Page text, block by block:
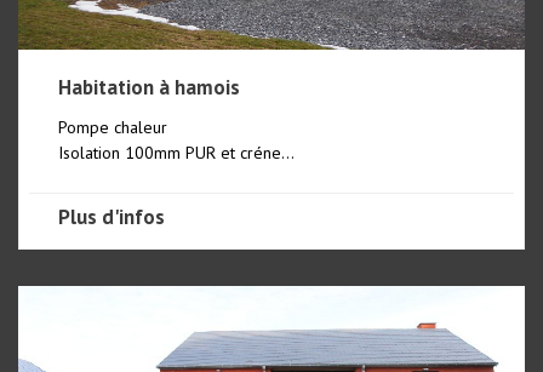
Habitation à hamois
Pompe chaleur
Isolation 100mm PUR et créne...
Plus d'infos